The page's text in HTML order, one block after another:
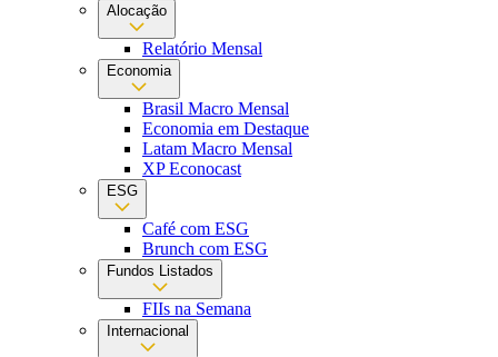
Alocação
Relatório Mensal
Economia
Brasil Macro Mensal
Economia em Destaque
Latam Macro Mensal
XP Econocast
ESG
Café com ESG
Brunch com ESG
Fundos Listados
FIIs na Semana
Internacional